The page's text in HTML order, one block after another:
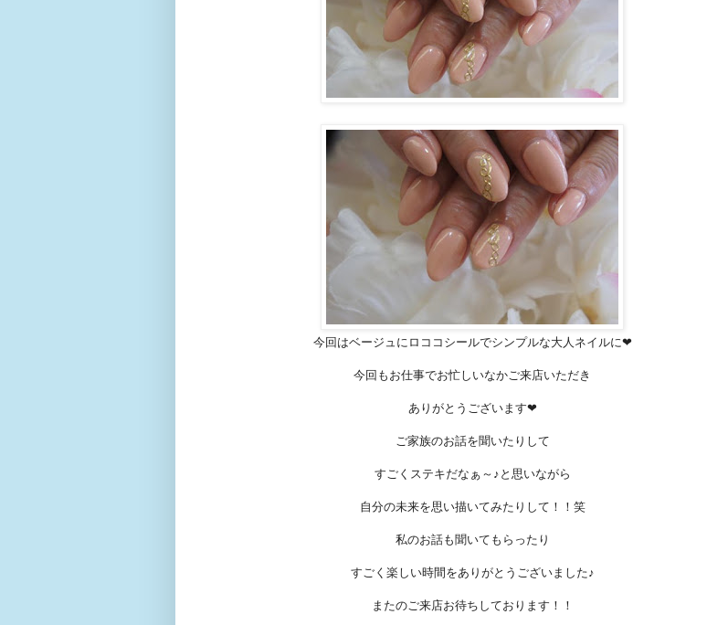
今回はベージュにロココシールでシンプルな大人ネイルに❤
今回もお仕事でお忙しいなかご来店いただき
ありがとうございます❤
ご家族のお話を聞いたりして
すごくステキだなぁ～♪と思いながら
自分の未来を思い描いてみたりして！！笑
私のお話も聞いてもらったり
すごく楽しい時間をありがとうございました♪
またのご来店お待ちしております！！